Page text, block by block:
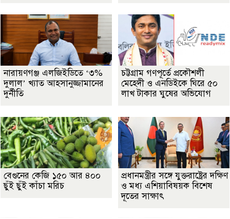
নারায়ণগঞ্জ এলজিইডিতে ‘৩%
দুলাল’ খ্যাত আহসানুজ্জামানের
দুর্নীতি
চট্টগ্রাম গণপূর্তে প্রকৌশলী
মেহেদী ও এনডিইকে ঘিরে ৫০
লাখ টাকার ঘুষের অভিযোগ
বেগুনের কেজি ১৫০ আর ৪০০
ছুঁই ছুঁই কাঁচা মরিচ
প্রধানমন্ত্রীর সঙ্গে যুক্তরাষ্ট্রের দক্ষিণ
ও মধ্য এশিয়াবিষয়ক বিশেষ
দূতের সাক্ষাৎ